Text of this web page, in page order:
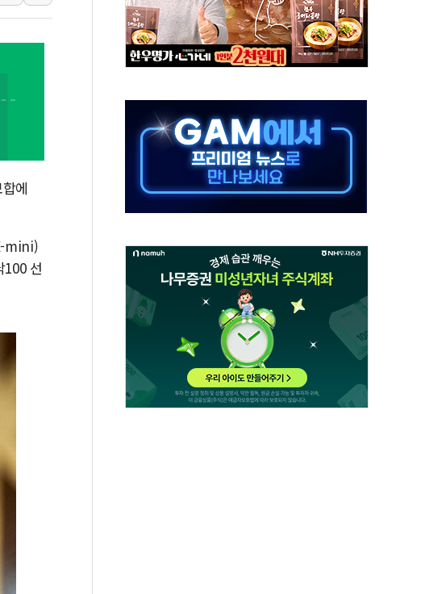
'달(月) 지질도' 완성...달 어디에 어떤 광물이 있나 한눈에
반기 '전력용 커패시터' 사업 확대
관영 대표, 자사주 추가 매입
2545억원·영업익 1037억원…상반기 역대 최대
에
mini)
선